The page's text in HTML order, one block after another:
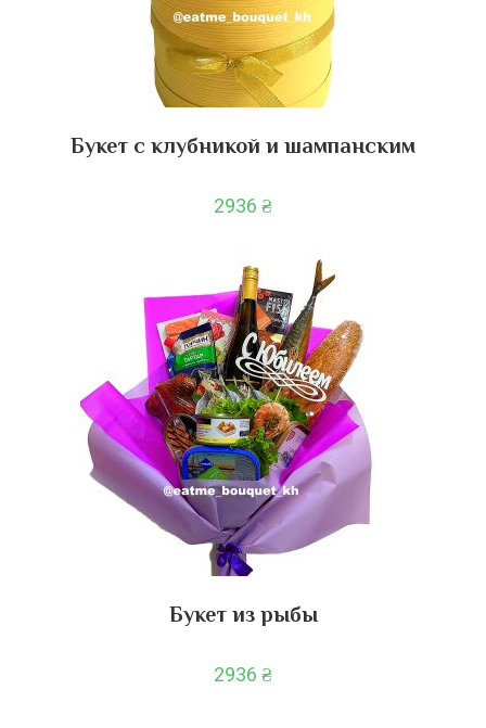
Букет с клубникой и шампанским
2936 ₴
Букет из рыбы
2936 ₴